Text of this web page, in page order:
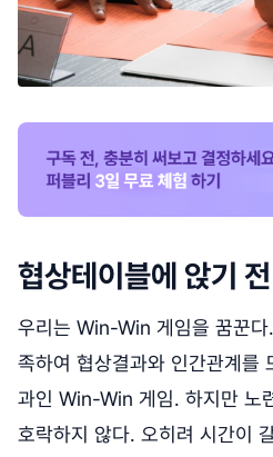
협상테이블에 앉기 전
우리는 Win-Win 게임을 꿈꾼
족하여 협상결과와 인간관계를
과인 Win-Win 게임. 하지만 노
호락하지 않다. 오히려 시간이